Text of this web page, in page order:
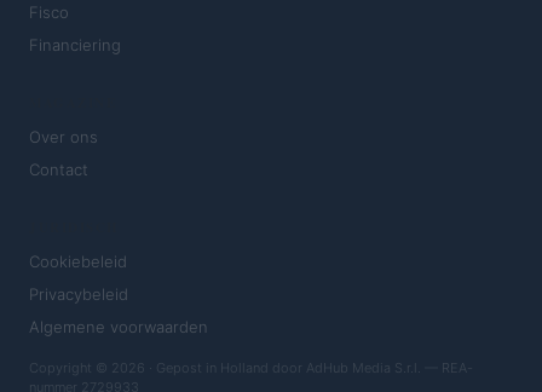
Fisco
Financiering
Over ons
Contact
Cookiebeleid
Privacybeleid
Algemene voorwaarden
Copyright © 2026 · Gepost in Holland door AdHub Media S.r.l. — REA-
nummer 2729933